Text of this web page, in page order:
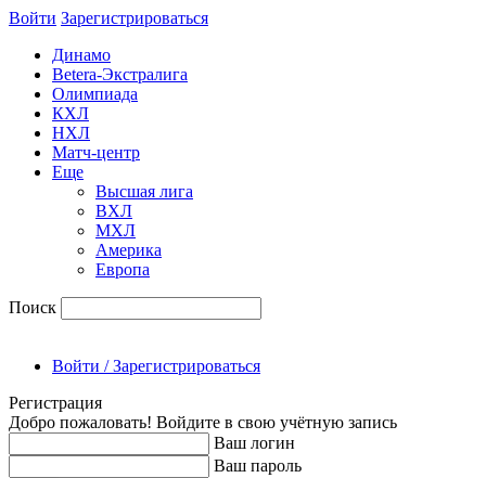
Войти Зарегиcтрироваться
Динамо
Betera-Экстралига
Олимпиада
КХЛ
НХЛ
Матч-центр
Еще
Высшая лига
ВХЛ
МХЛ
Америка
Европа
Поиск
Войти / Зарегистрироваться
Регистрация
Добро пожаловать! Войдите в свою учётную запись
Ваш логин
Ваш пароль